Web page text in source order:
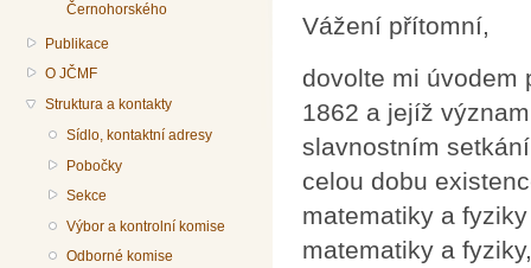
Černohorského
Publikace
O JČMF
Struktura a kontakty
Sídlo, kontaktní adresy
Pobočky
Sekce
Výbor a kontrolní komise
Odborné komise
Vážení přítomní,
dovolte mi úvodem
1862 a jejíž
slavnostním
celou dobu
matematiky a
matematiky a